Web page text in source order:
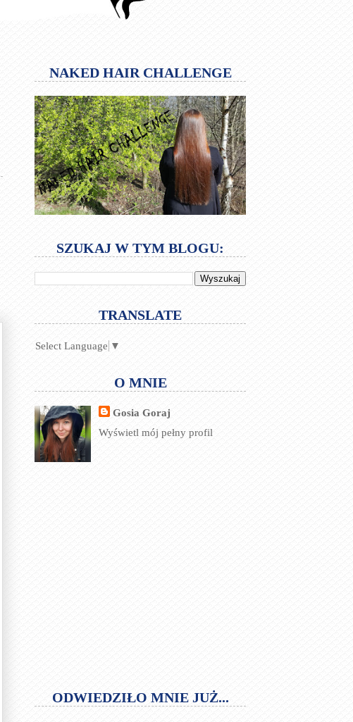
NAKED HAIR CHALLENGE
SZUKAJ W TYM BLOGU:
TRANSLATE
Select Language ▼
O MNIE
Gosia Goraj
Wyświetl mój pełny profil
ODWIEDZIŁO MNIE JUŻ...